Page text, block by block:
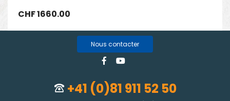
CHF1660.00
Nous contacter
+41 (0)81 911 52 50